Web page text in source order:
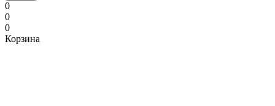
0
0
0
Корзина